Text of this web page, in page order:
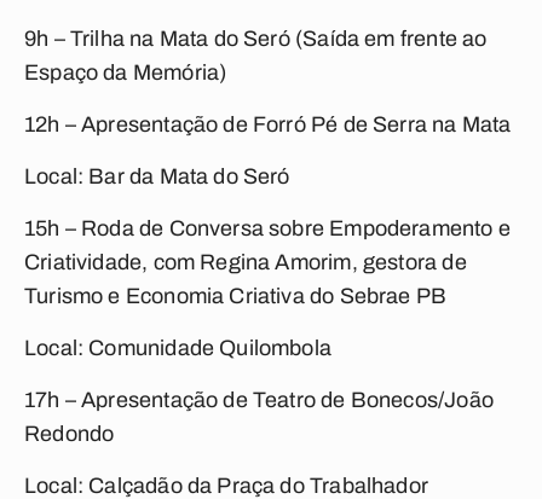
9h – Trilha na Mata do Seró (Saída em frente ao
Espaço da Memória)
12h – Apresentação de Forró Pé de Serra na Mata
Local: Bar da Mata do Seró
15h – Roda de Conversa sobre Empoderamento e
Criatividade, com Regina Amorim, gestora de
Turismo e Economia Criativa do Sebrae PB
Local: Comunidade Quilombola
17h – Apresentação de Teatro de Bonecos/João
Redondo
Local: Calçadão da Praça do Trabalhador